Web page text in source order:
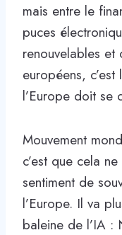
mais entre le
puces
renouvelables et
européens,
l’Europe doit se
Mouvement
c’est que cela
sentiment de
l’Europe. Il va
baleine de l’IA :